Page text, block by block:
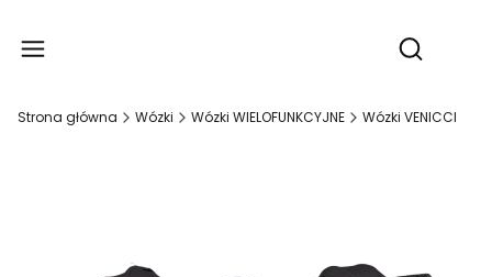
Otwórz
Strona główna Wózki Wózki WIELOFUNKCYJNE Wózki VENICCI